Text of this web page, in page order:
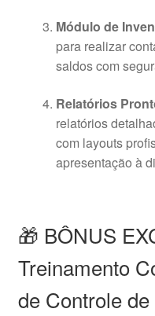
Módulo de
para realizar
saldos com
Relatórios
relatórios
com layouts
apresentação à
🎁 BÔNUS
Treinamento
de Controle